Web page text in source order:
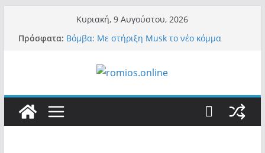
περιεχόμενο
Κυριακή, 9 Αυγούστου, 2026
Πρόσφατα: Βόμβα: Με στήριξη Musk το νέο κόμμα
πανικό, πατριωτικό τσουνάμι σαρώνει την
εγκλήματά του στην πανδημία – Στην Ελλάδα
τον έκαναν μέλος της Ακαδημίας Αθηνών!
Οι ρυθμιστές – Σαμαράς και Κασιδιάρης θα